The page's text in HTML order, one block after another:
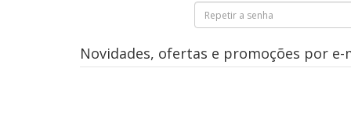
Novidades, ofertas e promoções por e-